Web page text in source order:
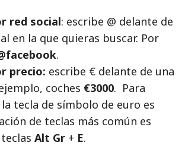
red social: escribe @ delante de
en la que quieras buscar. Por
.
precio: escribe € delante de una
coches €3000. Para
tecla de símbolo de euro es
de teclas más común es
Alt Gr + E.